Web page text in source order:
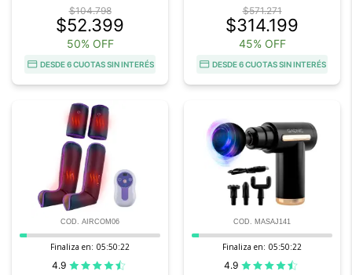
$104.798
$52.399
50% OFF
DESDE 6 CUOTAS SIN INTERÉS
$571.271
$314.199
45% OFF
DESDE 6 CUOTAS SIN INTERÉS
COD. AIRCOM06
Finaliza en: 05:50:20
4.9
COD. MASAJ141
Finaliza en: 05:50:20
4.9